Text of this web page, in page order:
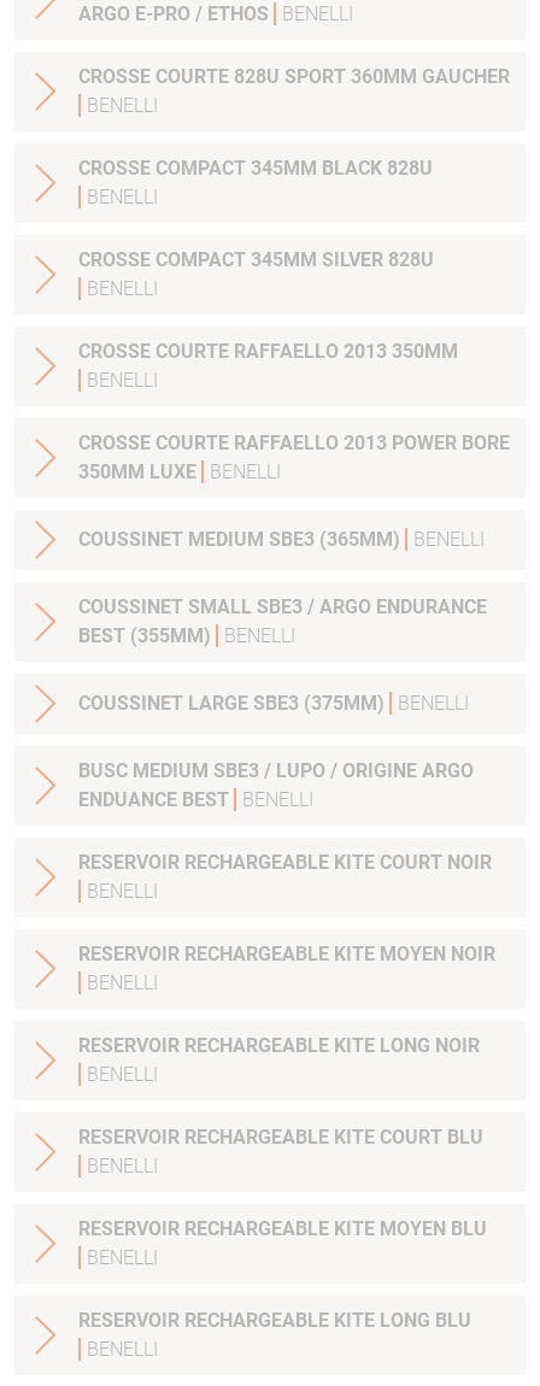
ARGO E-PRO / ETHOS
BENELLI
CROSSE COURTE 828U SPORT 360MM GAUCHER
BENELLI
CROSSE COMPACT 345MM BLACK 828U
BENELLI
CROSSE COMPACT 345MM SILVER 828U
BENELLI
CROSSE COURTE RAFFAELLO 2013 350MM
BENELLI
CROSSE COURTE RAFFAELLO 2013 POWER BORE
350MM LUXE
BENELLI
COUSSINET MEDIUM SBE3 (365MM) BENELLI
COUSSINET SMALL SBE3 / ARGO ENDURANCE
BEST (355MM)
BENELLI
COUSSINET LARGE SBE3 (375MM) BENELLI
BUSC MEDIUM SBE3 / LUPO / ORIGINE ARGO
ENDUANCE BEST
BENELLI
RESERVOIR RECHARGEABLE KITE COURT NOIR
BENELLI
RESERVOIR RECHARGEABLE KITE MOYEN NOIR
BENELLI
RESERVOIR RECHARGEABLE KITE LONG NOIR
BENELLI
RESERVOIR RECHARGEABLE KITE COURT BLU
BENELLI
RESERVOIR RECHARGEABLE KITE MOYEN BLU
BENELLI
RESERVOIR RECHARGEABLE KITE LONG BLU
BENELLI